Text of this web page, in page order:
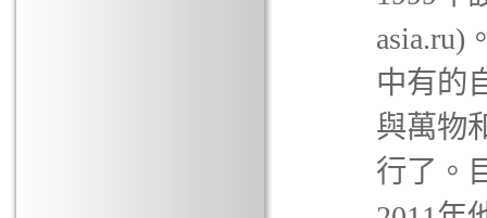
asia.ru)
中有的
與萬物
行了。